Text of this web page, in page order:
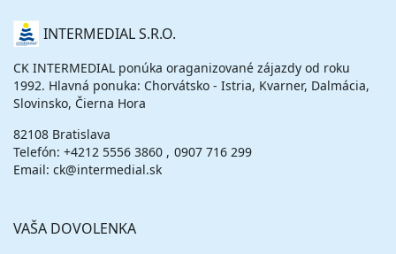
O
NÁS INTERMEDIAL S.R.O.
CK INTERMEDIAL ponúka oraganizované zájazdy od roku
1992. Hlavná ponuka: Chorvátsko - Istria, Kvarner, Dalmácia,
Slovinsko, Čierna Hora
82108 Bratislava
Telefón: +4212 5556 3860
0907 716 299
Email: ck@intermedial.sk
VAŠA DOVOLENKA